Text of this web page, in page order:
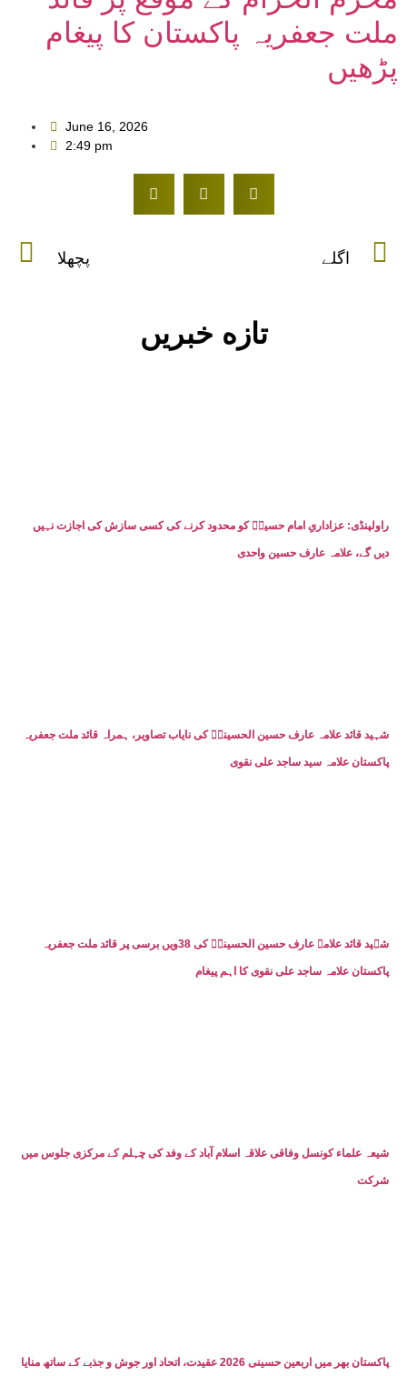
تازه خبریں
راولپنڈی: عزاداریِ امام حسینؑ کو محدود کرنے کی کسی سازش کی اجازت نہیں
دیں گے، علامہ عارف حسین واحدی
شہید قائد علامہ عارف حسین الحسینیؒ کی نایاب تصاویر، ہمراہ قائد ملت جعفریہ
پاکستان علامہ سید ساجد علی نقوی
شہید قائد علامہ عارف حسین الحسینیؒ کی 38ویں برسی پر قائد ملت جعفریہ
پاکستان علامہ ساجد علی نقوی کا اہم پیغام
شیعہ علماء کونسل وفاقی علاقہ اسلام آباد کے وفد کی چہلم کے مرکزی جلوس میں
شرکت
پاکستان بھر میں اربعین حسینی 2026 عقیدت، اتحاد اور جوش و جذبے کے ساتھ منایا
ملت جعفریہ پاکستان کا پیغام
پڑھیں
June 16, 2026
2:49 pm
پچھلا اگلے